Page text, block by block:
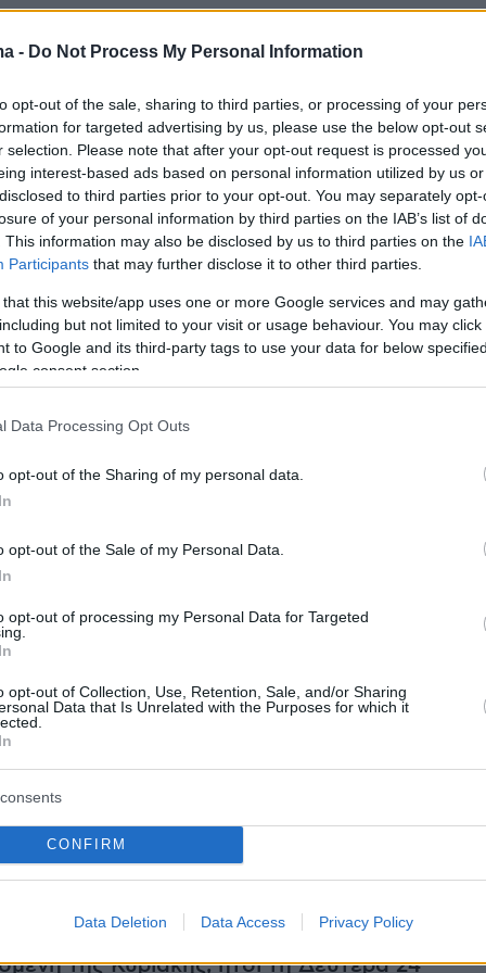
- Do Not Process My Personal Information
opt-out of the sale, sharing to third parties, or processing of your
for targeted advertising by us, please use the below opt-out
selection. Please note that after your opt-out request is processed
interest-based ads based on personal information utilized by us
to third parties prior to your opt-out. You may separately
of your personal information by third parties on the IAB’s list of
This information may also be disclosed by us to third parties on the
Participants that may further disclose it to other third parties.
that this website/app uses one or more Google services and may
but not limited to your visit or usage behaviour. You may
to Google and its third-party tags to use your data for below
consent section.
Data Processing Opt Outs
opt-out of the Sharing of my personal data.
opt-out of the Sale of my Personal Data.
opt-out of processing my Personal Data for Targeted
opt-out of Collection, Use, Retention, Sale, and/or Sharing
Data that Is Unrelated with the Purposes for which it
CONFIRM
Data Deletion Data Access Privacy Policy
προσδιόρισε το συνολικό εκλογικό
υπογραμμίζοντας ότι «αν χρειαστεί
να ακυρωθεί η περιπέτεια της απλής
θα πραγματοποιηθεί το αργότερο μέχρι
φράση που οδηγεί στο συμπέρασμα ότι για
της σφόδρα πιθανής δεύτερης κάλπηςέχει
2 Ιουλίου.
κυβερνητικές πηγές, ο κ. Μητσοτάκης έκανε
υπολογίζοντας ότι στις 10 και 11
συνέρθει η κρίσιμη Σύνοδος του ΝΑΤΟ, η
που θα ηγείται νέας κυβέρνησης με
ψήφο εμπιστοσύνης από τη Βουλή των
ενημέρωσε την Πρόεδρο της
για τις αποφάσεις του αλλά το
για την έκδοση του Προεδρικού
διαλυθεί η Βουλή και θα προκηρυχθούν
πρόνοιες, οι κάλπες πρέπει να
προκήρυξη θα θυροκολληθεί, ως είθισται,
της Κυριακής, ήτοι τη Δευτέρα 24